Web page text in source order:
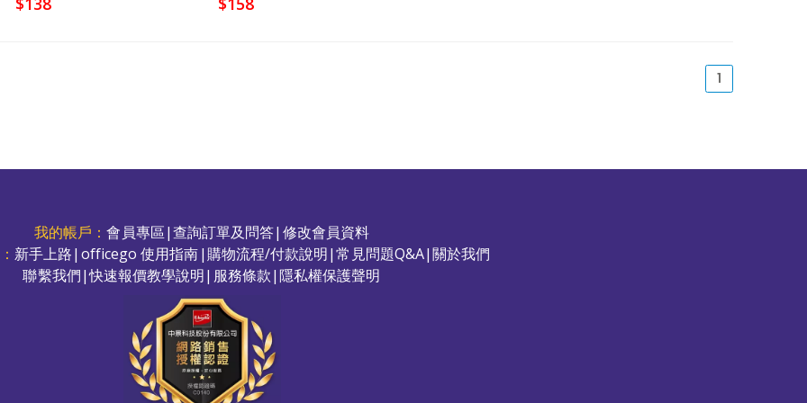
1
我的帳戶：會員專區|查詢訂單及問答| 修改會員資料
新手上路| officego 使用指南|購物流程/付款說明|常見問題Q&A|關於我們
聯繫我們|快速報價教學說明| 服務條款|隱私權保護聲明